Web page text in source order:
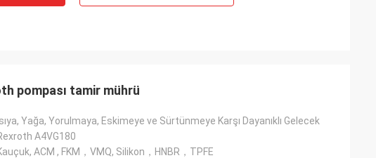
pompası tamir mührü
Isıya, Yağa, Yorulmaya, Eskimeye ve Sürtünmeye Karşı Dayanıklı Gelecek
A4VG180
ACM , FKM，VMQ, Silikon，HNBR，TPFE